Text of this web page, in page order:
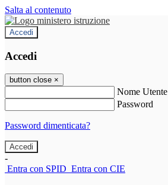
Salta al contenuto
Accedi
Accedi
button close ×
Nome Utente
Password
Password dimenticata?
-
Entra con SPID Entra con CIE